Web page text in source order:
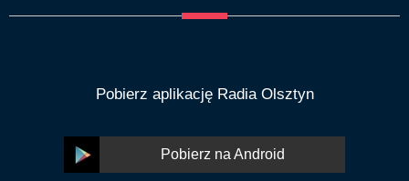
Pobierz aplikację Radia Olsztyn
Pobierz na Android